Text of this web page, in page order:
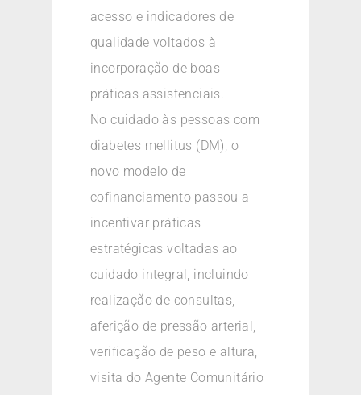
acesso e indicadores de
qualidade voltados à
incorporação de boas
práticas assistenciais.
No cuidado às pessoas com
diabetes mellitus (DM), o
novo modelo de
cofinanciamento passou a
incentivar práticas
estratégicas voltadas ao
cuidado integral, incluindo
realização de consultas,
aferição de pressão arterial,
verificação de peso e altura,
visita do Agente Comunitário